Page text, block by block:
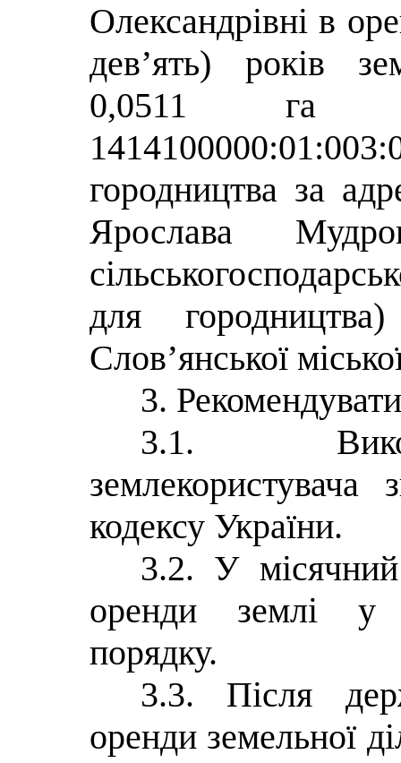
Олександрівні в
дев’ять) років
0,0511 га
городництва за
Ярослава
для
Слов’янської
3.
3.1.
кодексу України.
3.2. У
оренди землі у
порядку.
3.3. Після
оренди земельної